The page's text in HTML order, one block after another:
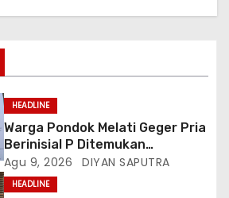
HEADLINE
Warga Pondok Melati Geger Pria
Berinisial P Ditemukan
Meninggal Diduga Akibat
Tekanan Hutang
Agu 9, 2026 DIYAN SAPUTRA
HEADLINE